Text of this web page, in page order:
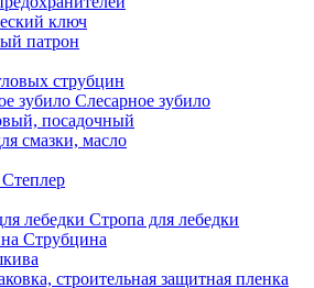
ключ
патрон
струбцин
Слесарное зубило
посадочный
смазки, масло
Степлер
Стропа для лебедки
Струбцина